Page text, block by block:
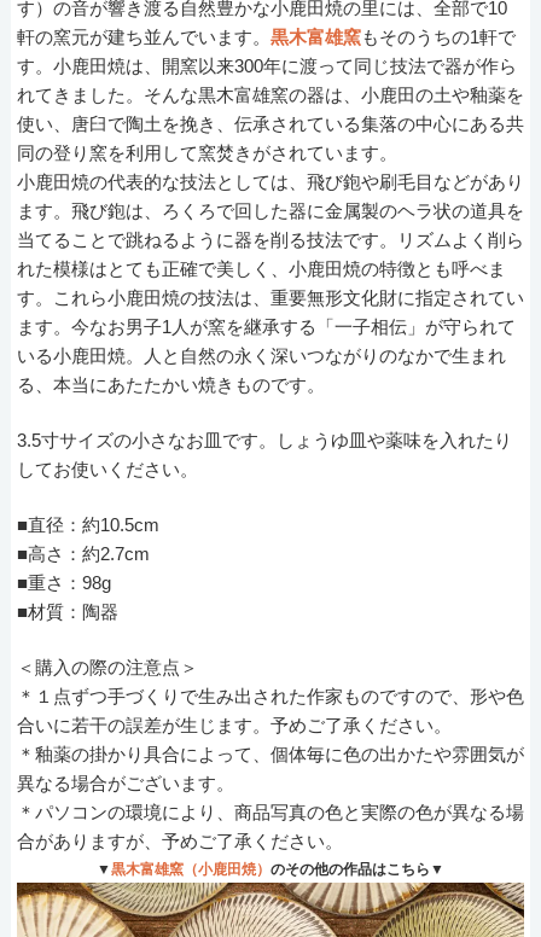
す）の音が響き渡る自然豊かな小鹿田焼の里には、全部で10
軒の窯元が建ち並んでいます。 黒木富雄窯もそのうちの1軒で
す。小鹿田焼は、開窯以来300年に渡って同じ技法で器が作ら
れてきました。そんな黒木富雄窯の器は、小鹿田の土や釉薬を
使い、唐臼で陶土を挽き、伝承されている集落の中心にある共
同の登り窯を利用して窯焚きがされています。
小鹿田焼の代表的な技法としては、飛び鉋や刷毛目などがあり
ます。飛び鉋は、ろくろで回した器に金属製のヘラ状の道具を
当てることで跳ねるように器を削る技法です。リズムよく削ら
れた模様はとても正確で美しく、小鹿田焼の特徴とも呼べま
す。これら小鹿田焼の技法は、重要無形文化財に指定されてい
ます。今なお男子1人が窯を継承する「一子相伝」が守られて
いる小鹿田焼。人と自然の永く深いつながりのなかで生まれ
る、本当にあたたかい焼きものです。
3.5寸サイズの小さなお皿です。しょうゆ皿や薬味を入れたり
してお使いください。
■直径：約10.5cm
■高さ：約2.7cm
■重さ：98g
■材質：陶器
＜購入の際の注意点＞
＊１点ずつ手づくりで生み出された作家ものですので、形や色
合いに若干の誤差が生じます。予めご了承ください。
＊釉薬の掛かり具合によって、個体毎に色の出かたや雰囲気が
異なる場合がございます。
＊パソコンの環境により、商品写真の色と実際の色が異なる場
合がありますが、予めご了承ください。
▼黒木富雄窯（小鹿田焼） のその他の作品はこちら▼